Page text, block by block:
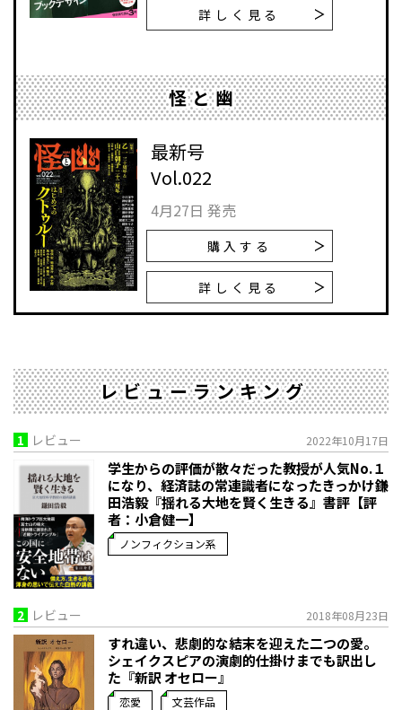
詳しく見る
怪と幽
最新号
Vol.022
4月27日 発売
購入する
詳しく見る
レビューランキング
1 レビュー 2022年10月17日
学生からの評価が散々だった教授が人気No.１
になり、経済誌の常連識者になったきっかけ――鎌
田浩毅『揺れる大地を賢く生きる』書評【評
者：小倉健一】
ノンフィクション系
2 レビュー 2018年08月23日
すれ違い、悲劇的な結末を迎えた二つの愛。
シェイクスピアの演劇的仕掛けまでも訳出し
た『新訳 オセロー』
恋愛 文芸作品